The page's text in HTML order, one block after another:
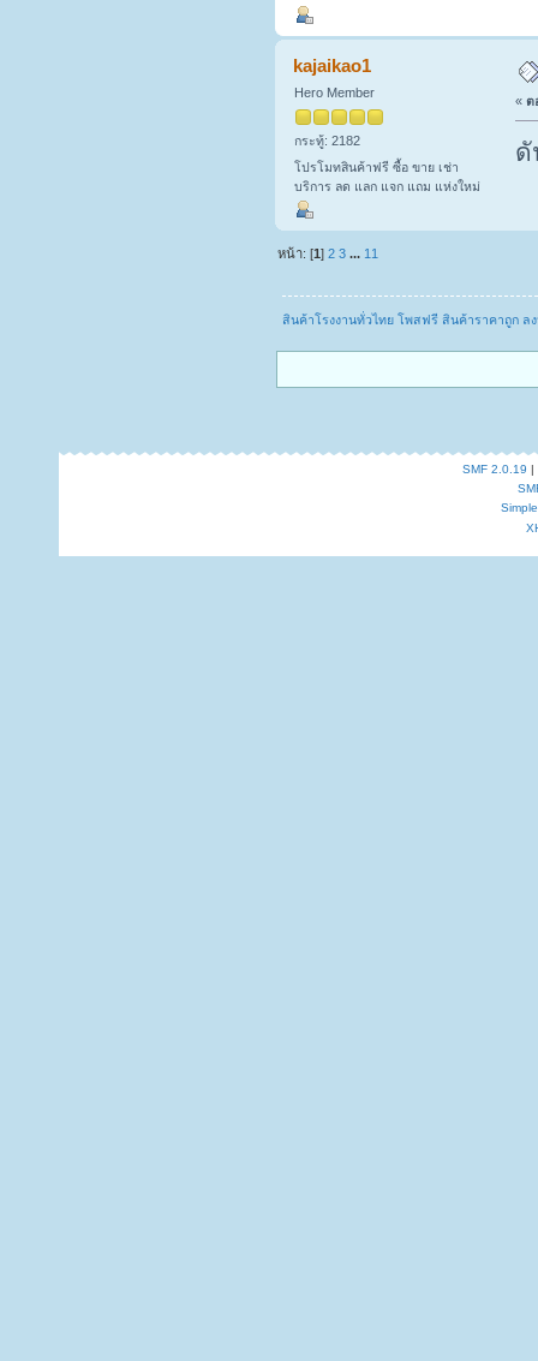
kajaikao1
Hero Member
กระทู้: 2182
โปรโมทสินค้าฟรี ซื้อ ขาย เช่า
บริการ ลด แลก แจก แถม แห่งใหม่
« ต
ดั
หน้า: [1]2 3 ... 11
สินค้าโรงงานทั่วไทย โพสฟรี สินค้าราคาถูก ล
SMF 2.0.19 |